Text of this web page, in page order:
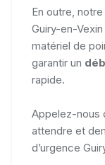
En outre, notre
Guiry-en-
matériel de
garantir un
rapide.
Appelez-nous
attendre et
d’urgence